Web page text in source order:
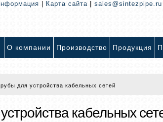
Карта сайта sales@sintezpipe.ru
О компании Производство Продукция
для устройства кабельных сетей
кабельных